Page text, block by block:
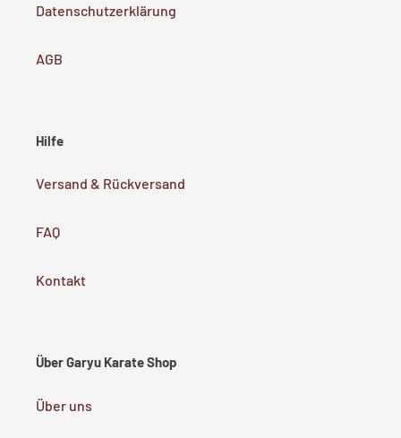
Datenschutzerklärung
AGB
Hilfe
Versand & Rückversand
FAQ
Kontakt
Über Garyu Karate Shop
Über uns